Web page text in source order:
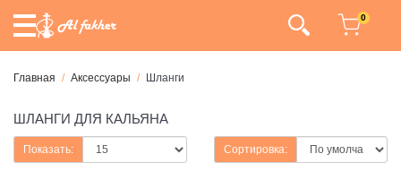
0
Главная Аксессуары Шланги
ШЛАНГИ ДЛЯ КАЛЬЯНА
Сортировка:
Показать: